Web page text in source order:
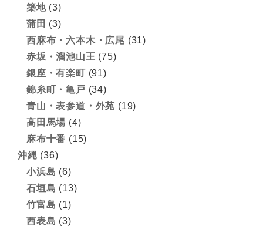
築地(3)
蒲田 (3)
西麻布・六本木・広尾 (31)
赤坂・溜池山王 (75)
銀座・有楽町 (91)
錦糸町・亀戸 (34)
青山・表参道・外苑 (19)
高田馬場 (4)
麻布十番 (15)
沖縄 (36)
小浜島 (6)
石垣島 (13)
竹富島 (1)
西表島 (3)